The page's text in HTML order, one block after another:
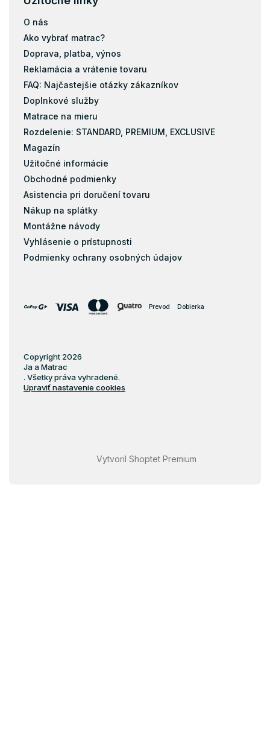
O nás
Ako vybrať matrac?
Doprava, platba, výnos
Reklamácia a vrátenie tovaru
FAQ: Najčastejšie otázky zákazníkov
Doplnkové služby
Matrace na mieru
Rozdelenie: STANDARD, PREMIUM, EXCLUSIVE
Magazín
Užitočné informácie
Obchodné podmienky
Asistencia pri doručení tovaru
Nákup na splátky
Montážne návody
Vyhlásenie o prístupnosti
Podmienky ochrany osobných údajov
Prevod Dobierka
Vytvoril Shoptet Premium
Copyright 2026
Ja a Matrac
. Všetky práva vyhradené.
Upraviť nastavenie cookies